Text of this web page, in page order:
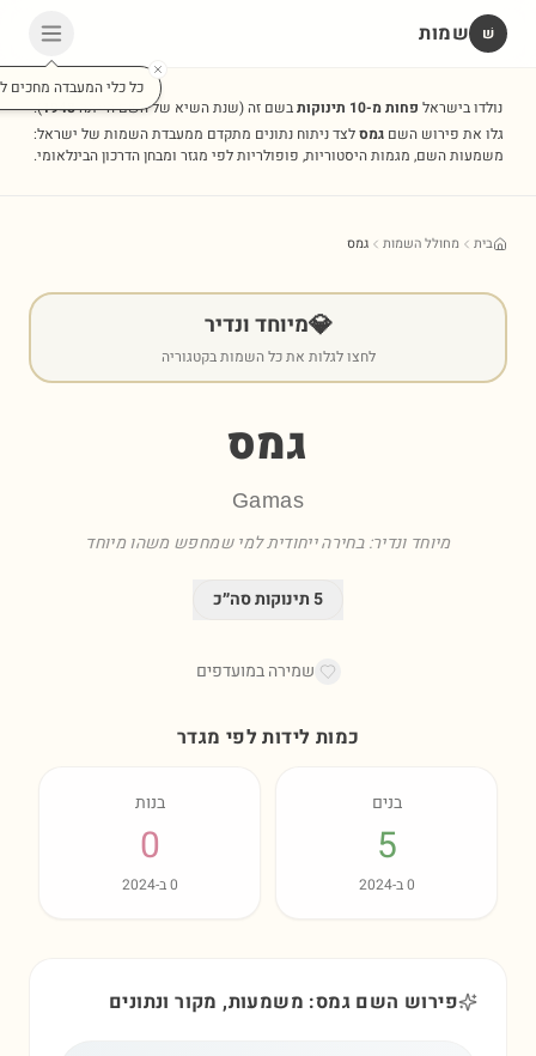
שׁ שמות
כל כלי המעבדה מחכים
נולדו בישראל פחות מ-10 תינוקות בשם זה(שנת השיא של השם הייתה1948
).
גלו את פירוש השםגמסלצד ניתוח נתונים מתקדם ממעבדת השמות של ישראל:
משמעות השם, מגמות היסטוריות, פופולריות לפי מגזר ומבחן הדרכון הבינלאומי.
בית מחולל השמות גמס
💎מיוחד ונדיר
לחצו לגלות את כל השמות בקטגוריה
גמס
Gamas
מיוחד ונדיר: בחירה ייחודית למי שמחפש משהו מיוחד
5תינוקות סה״כ
שמירה במועדפים
כמות לידות לפי מגדר
בנים
5
0ב-2024
בנות
0
0ב-2024
פירוש השם גמס: משמעות, מקור ונתונים